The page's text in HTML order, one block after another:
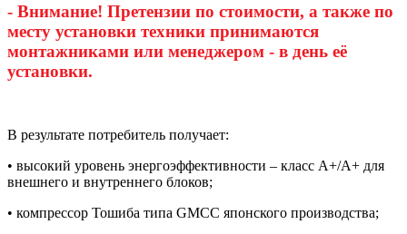
- Внимание! Претензии по стоимости, а также по
месту установки техники принимаются
монтажниками или менеджером - в день её
установки.
В результате потребитель получает:
• высокий уровень энергоэффективности – класс А+/А+ для
внешнего и внутреннего блоков;
• компрессор Тошиба типа GMCC японского производства;